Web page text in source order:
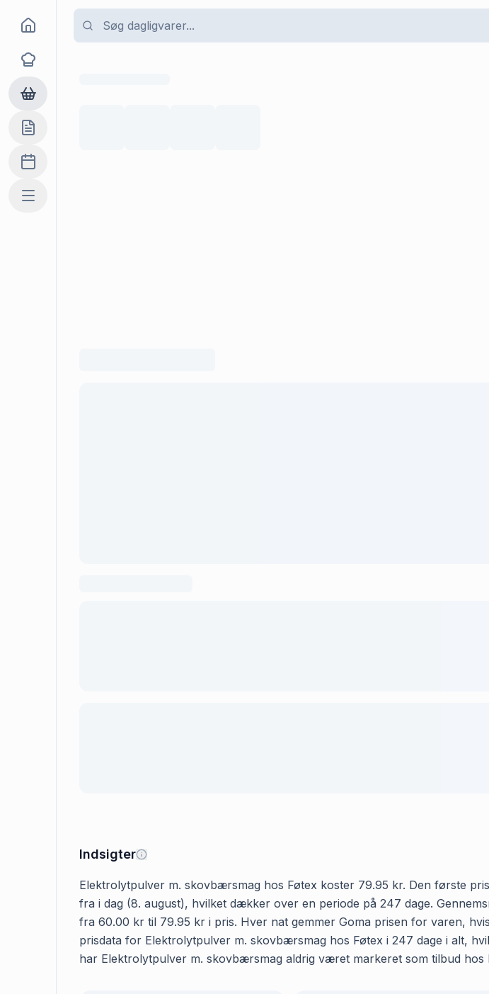
Goma
Opskrifter
Dagligvarer
Indkøbslisten
Madplan
Mere
Indsigter
Elektrolytpulver m. skovbærsmag hos Føtex koster 79.95 kr. Den første
fra i dag (8. august), hvilket dækker over en periode på 247 dage.
fra 60.00 kr til 79.95 kr i pris. Hver nat gemmer Goma prisen for varen,
prisdata for Elektrolytpulver m. skovbærsmag hos Føtex i 247 dage i alt,
har Elektrolytpulver m. skovbærsmag aldrig været markeret som tilbud hos